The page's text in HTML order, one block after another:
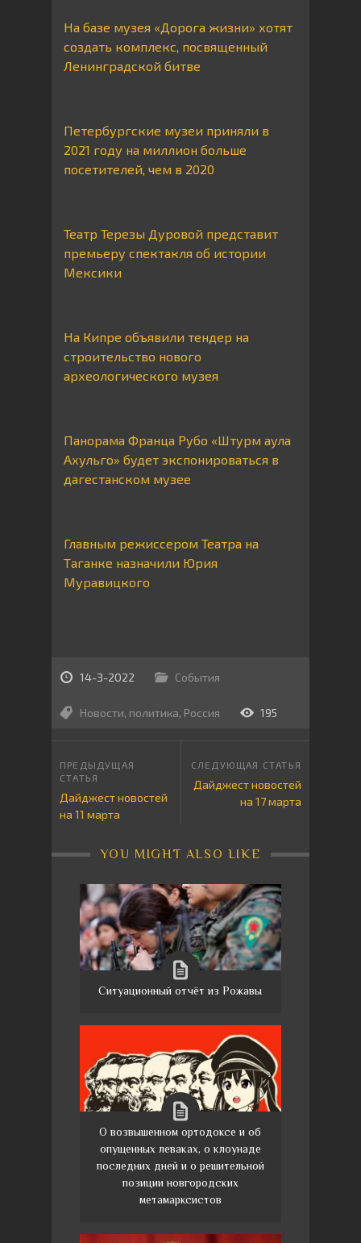
На базе музея «Дорога жизни» хотят
создать комплекс, посвященный
Ленинградской битве
Петербургские музеи приняли в
2021 году на миллион больше
посетителей, чем в 2020
Театр Терезы Дуровой представит
премьеру спектакля об истории
Мексики
На Кипре объявили тендер на
строительство нового
археологического музея
Панорама Франца Рубо «Штурм аула
Ахульго» будет экспонироваться в
дагестанском музее
Главным режиссером Театра на
Таганке назначили Юрия
Муравицкого
14-3-2022 События
Новости, политика, Россия 195
Дайджест новостей
на 11 марта
Дайджест новостей
на 17 марта
YOU MIGHT ALSO LIKE
Ситуационный отчёт из Рожавы
О возвышенном ортодоксе и об
опущенных леваках, о клоунаде
последних дней и о решительной
позиции новгородских
метамарксистов